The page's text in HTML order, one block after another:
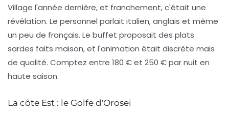
Village l'année dernière, et franchement, c'était une
révélation. Le personnel parlait italien, anglais et même
un peu de français. Le buffet proposait des plats
sardes faits maison, et l'animation était discrète mais
de qualité. Comptez entre 180 € et 250 € par nuit en
haute saison.
La côte Est : le Golfe d'Orosei